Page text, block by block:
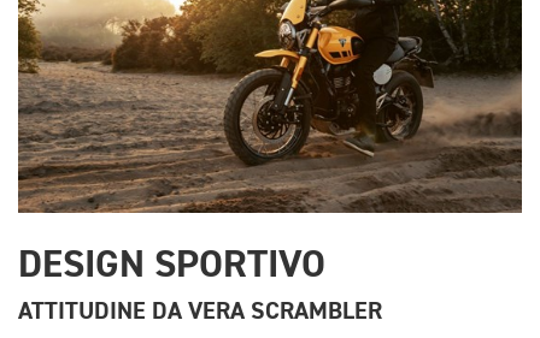
DESIGN SPORTIVO
ATTITUDINE DA VERA SCRAMBLER